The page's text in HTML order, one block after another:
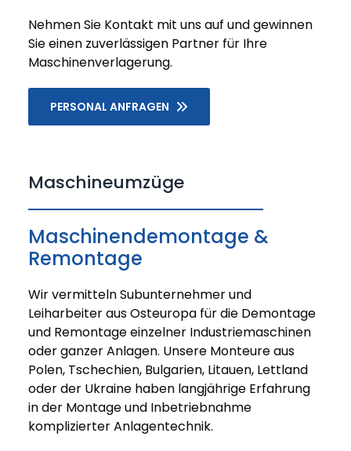
Nehmen Sie Kontakt mit uns auf und gewinnen
Sie einen zuverlässigen Partner für Ihre
Maschinenverlagerung.
PERSONAL ANFRAGEN
Maschineumzüge
Maschinendemontage &
Remontage
Wir vermitteln Subunternehmer und
Leiharbeiter aus Osteuropa für die Demontage
und Remontage einzelner Industriemaschinen
oder ganzer Anlagen. Unsere Monteure aus
Polen, Tschechien, Bulgarien, Litauen, Lettland
oder der Ukraine haben langjährige Erfahrung
in der Montage und Inbetriebnahme
komplizierter Anlagentechnik.